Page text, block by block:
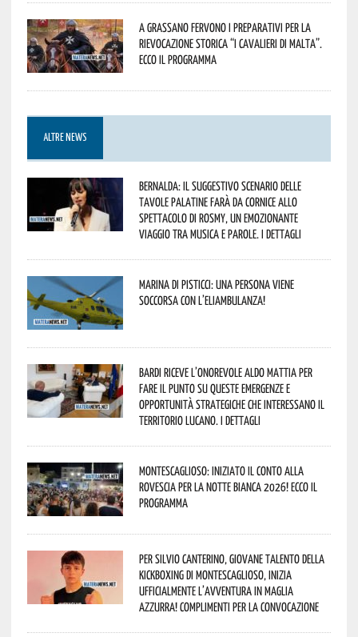
A Grassano fervono i preparativi per la
Rievocazione Storica “I CAVALIERI DI MALTA”.
Ecco il programma
ALTRE NEWS
Bernalda: il suggestivo scenario delle
Tavole Palatine farà da cornice allo
spettacolo di Rosmy, un emozionante
viaggio tra musica e parole. I dettagli
Marina di Pisticci: una persona viene
soccorsa con l’eliambulanza!
Bardi riceve l’onorevole Aldo Mattia per
fare il punto su queste emergenze e
opportunità strategiche che interessano il
territorio lucano. I dettagli
Montescaglioso: iniziato il conto alla
rovescia per la Notte Bianca 2026! Ecco il
programma
Per Silvio Canterino, giovane talento della
kickboxing di Montescaglioso, inizia
ufficialmente l’avventura in maglia
azzurra! Complimenti per la convocazione